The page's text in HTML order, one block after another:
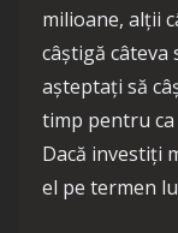
milioane, alții
câștigă câteva
așteptați să
timp pentru
Dacă investiți
el pe termen